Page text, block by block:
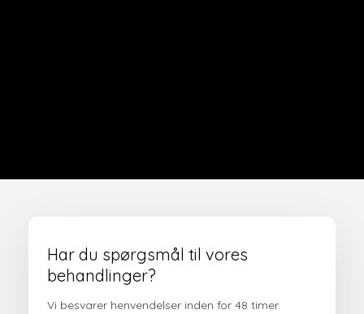
Har du spørgsmål til vores
behandlinger?
Vi besvarer henvendelser inden for 48 timer.